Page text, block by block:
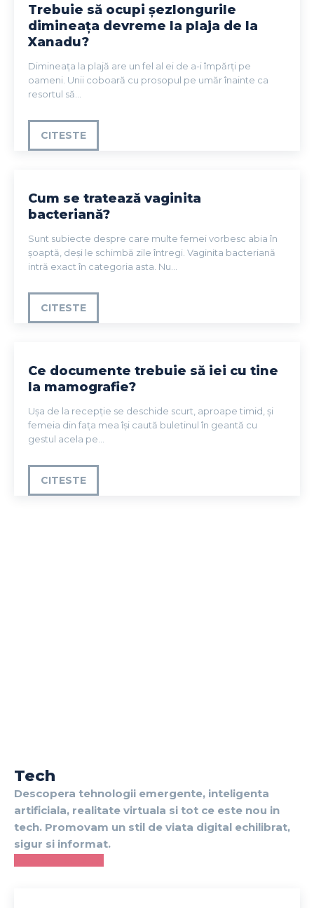
Trebuie să ocupi șezlongurile
dimineața devreme la plaja de la
Xanadu?
Dimineața la plajă are un fel al ei de a-i împărți pe
oameni. Unii coboară cu prosopul pe umăr înainte ca
resortul să...
CITESTE
Cum se tratează vaginita
bacteriană?
Sunt subiecte despre care multe femei vorbesc abia în
șoaptă, deși le schimbă zile întregi. Vaginita bacteriană
intră exact în categoria asta. Nu...
CITESTE
Ce documente trebuie să iei cu tine
la mamografie?
Ușa de la recepție se deschide scurt, aproape timid, și
femeia din fața mea își caută buletinul în geantă cu
gestul acela pe...
CITESTE
Tech
Descopera tehnologii emergente, inteligenta
artificiala, realitate virtuala si tot ce este nou in
tech. Promovam un stil de viata digital echilibrat,
sigur si informat.